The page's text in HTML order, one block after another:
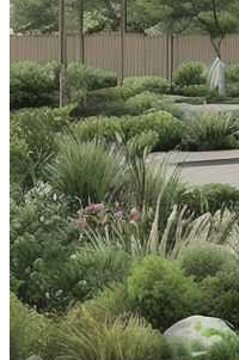
Советы
Выбор